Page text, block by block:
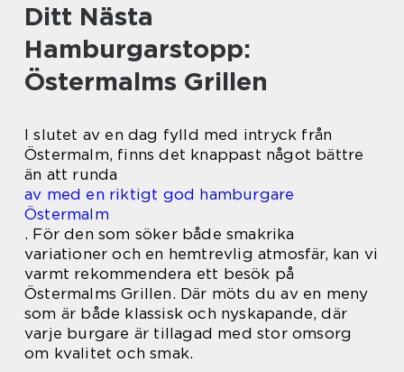
Ditt Nästa
Hamburgarstopp:
Östermalms Grillen
I slutet av en dag fylld med intryck från
Östermalm, finns det knappast något bättre
än att runda
av med en riktigt god hamburgare
Östermalm
. För den som söker både smakrika
variationer och en hemtrevlig atmosfär, kan vi
varmt rekommendera ett besök på
Östermalms Grillen. Där möts du av en meny
som är både klassisk och nyskapande, där
varje burgare är tillagad med stor omsorg
om kvalitet och smak.